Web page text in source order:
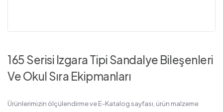
165 Serisi Izgara Tipi Sandalye Bileşenleri
Ve Okul Sıra Ekipmanları
Ürünlerimizin ölçülendirme ve E-Katalog sayfası, ürün malzeme